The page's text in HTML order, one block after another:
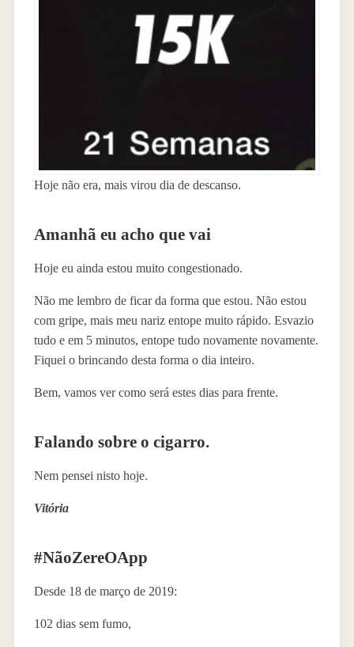
Hoje não era, mais virou dia de descanso.
Amanhã eu acho que vai
Hoje eu ainda estou muito congestionado.
Não me lembro de ficar da forma que estou. Não estou
com gripe, mais meu nariz entope muito rápido. Esvazio
tudo e em 5 minutos, entope tudo novamente novamente.
Fiquei o brincando desta forma o dia inteiro.
Bem, vamos ver como será estes dias para frente.
Falando sobre o cigarro.
Nem pensei nisto hoje.
Vitória
#NãoZereOApp
Desde 18 de março de 2019:
102 dias sem fumo,